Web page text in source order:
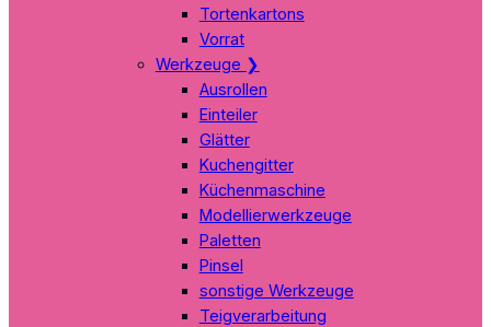
Tortenkartons
Vorrat
Werkzeuge ❯
Ausrollen
Einteiler
Glätter
Kuchengitter
Küchenmaschine
Modellierwerkzeuge
Paletten
Pinsel
sonstige Werkzeuge
Teigverarbeitung